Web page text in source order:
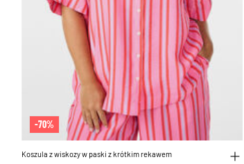
-70%
Koszula z wiskozy w paski z krótkim rekawem